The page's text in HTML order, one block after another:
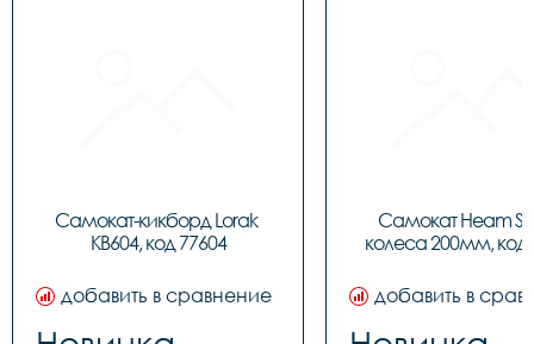
Самокат-кикборд Lorak
KB604, код 77604
добавить в сравнение
Самокат Heam
колеса 200мм, код
добавить в